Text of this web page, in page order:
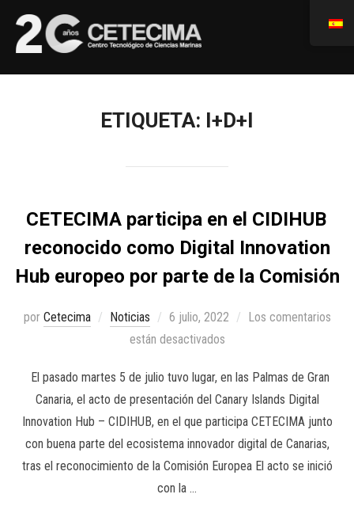
ETIQUETA: I+D+I
CETECIMA participa en el CIDIHUB
reconocido como Digital Innovation
Hub europeo por parte de la Comisión
por Cetecima Noticias 6 julio, 2022
Los comentarios
están desactivados
El pasado martes 5 de julio tuvo lugar, en las Palmas de Gran
Canaria, el acto de presentación del Canary Islands Digital
Innovation Hub – CIDIHUB, en el que participa CETECIMA junto
con buena parte del ecosistema innovador digital de Canarias,
tras el reconocimiento de la Comisión Europea El acto se inició
con la …